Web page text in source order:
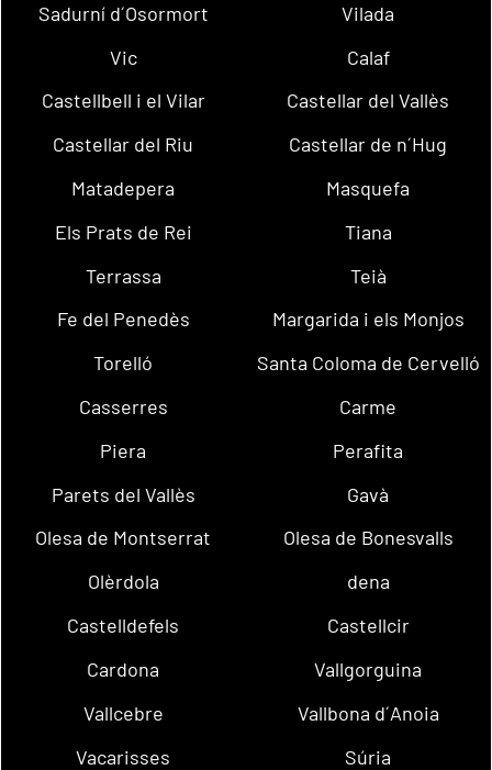
Sadurní d´Osormort
Vilada
Vic
Calaf
Castellbell i el Vilar
Castellar del Vallès
Castellar del Riu
Castellar de n´Hug
Matadepera
Masquefa
Els Prats de Rei
Tiana
Terrassa
Teià
Fe del Penedès
Margarida i els Monjos
Torelló
Santa Coloma de Cervelló
Casserres
Carme
Piera
Perafita
Parets del Vallès
Gavà
Olesa de Montserrat
Olesa de Bonesvalls
Olèrdola
dena
Castelldefels
Castellcir
Cardona
Vallgorguina
Vallcebre
Vallbona d´Anoia
Vacarisses
Súria